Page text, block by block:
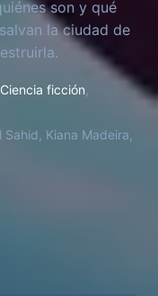
son y qué
la ciudad de
Ciencia ficción
Kiana Madeira,